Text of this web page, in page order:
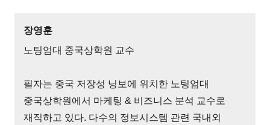
장영훈
노팅엄대 중국상학원 교수
필자는 중국 저장성 닝보에 위치한 노팅엄대
중국상학원에서 마케팅 & 비즈니스 분석 교수로
재직하고 있다. 다수의 정보시스템 관련 국내외